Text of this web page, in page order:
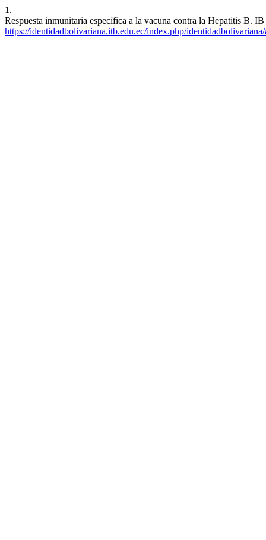
1.
Respuesta inmunitaria específica a la vacuna contra la Hepatitis B.
https://identidadbolivariana.itb.edu.ec/index.php/